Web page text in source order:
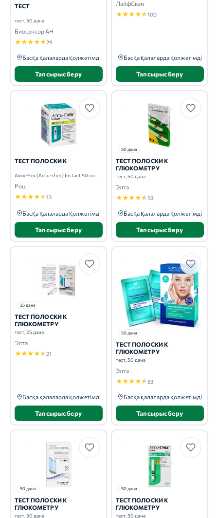
ТЕСТ
тест, 50 дана
Биосенсор АН
★★★★★29
Басқа қалаларда қолжетімді
Тапсырыс беру
ЛайфСкэн
★★★★★100
Басқа қалаларда қолжетімді
Тапсырыс беру
ТЕСТ ПОЛОСКИ К
Акку-Чек (Accu-chek) Instant 50 шт.
Рош
★★★★★13
Басқа қалаларда қолжетімді
Тапсырыс беру
50 дана
ТЕСТ ПОЛОСКИ К
ГЛЮКОМЕТРУ
тест, 50 дана
Элта
★★★★★ 53
Басқа қалаларда қолжетімді
Тапсырыс беру
25 дана
ТЕСТ ПОЛОСКИ К
ГЛЮКОМЕТРУ
тест, 25 дана
Элта
★★★★★21
Басқа қалаларда қолжетімді
Тапсырыс беру
50 дана
ТЕСТ ПОЛОСКИ К
ГЛЮКОМЕТРУ
тест, 50 дана
Элта
★★★★★ 53
Басқа қалаларда қолжетімді
Тапсырыс беру
50 дана
ТЕСТ ПОЛОСКИ К
ГЛЮКОМЕТРУ
тест, 50 дана
50 дана
ТЕСТ ПОЛОСКИ К
ГЛЮКОМЕТРУ
тест, 50 дана